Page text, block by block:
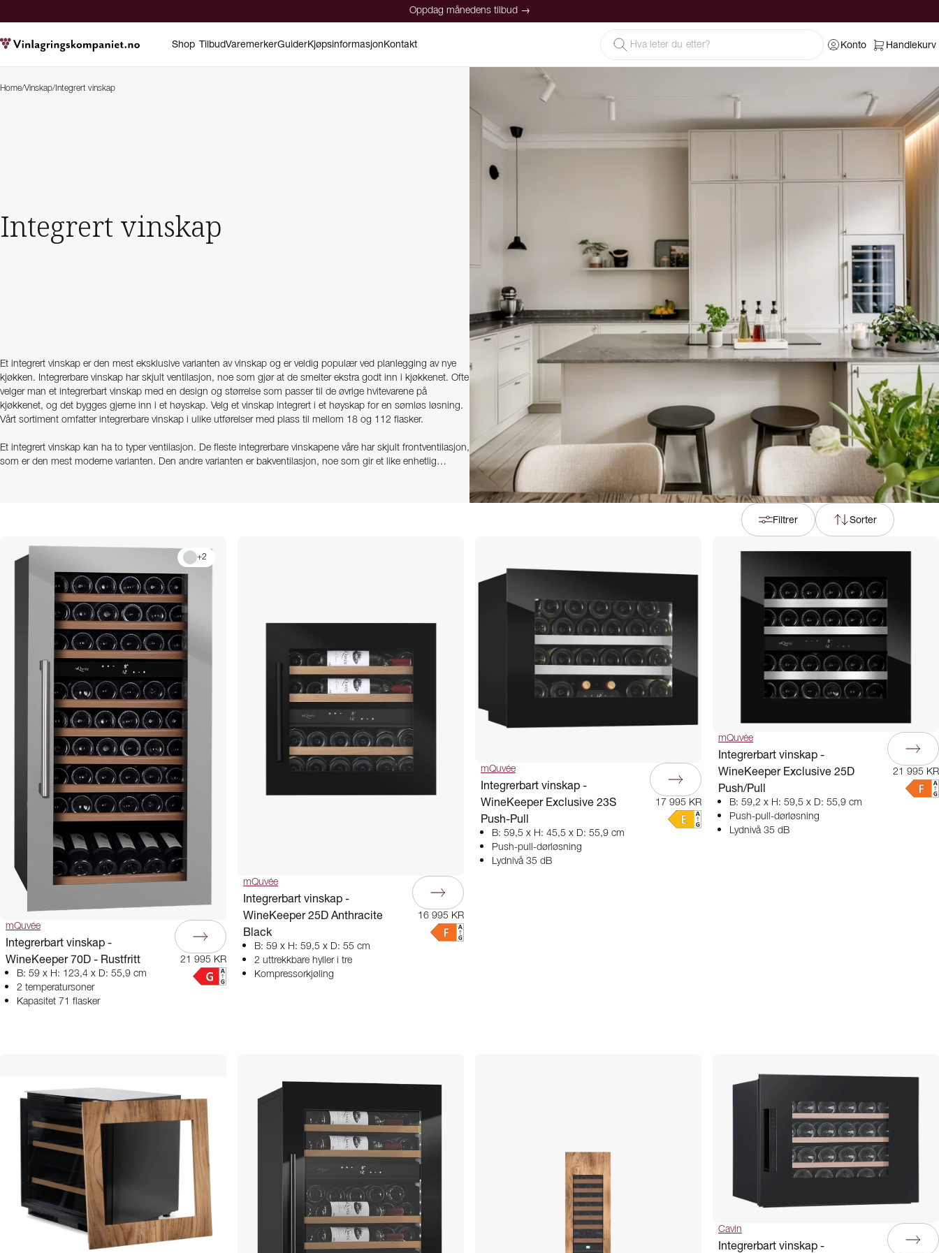
Oppdag månedens tilbud →
Shop TilbudVaremerkerGuiderKjøpsinformasjonKontakt Konto Handlekurv
Home/Vinskap/ Integrert vinskap
Integrert vinskap
Et integrert vinskap er den mest eksklusive varianten av vinskap og er veldig populær ved planlegging av nye
kjøkken. Integrerbare vinskap har skjult ventilasjon, noe som gjør at de smelter ekstra godt inn i kjøkkenet. Ofte
velger man et integrerbart vinskap med en design og størrelse som passer til de øvrige hvitevarene på
kjøkkenet, og det bygges gjerne inn i et høyskap. Velg et vinskap integrert i et høyskap for en sømløs løsning.
Vårt sortiment omfatter integrerbare vinskap i ulike utførelser med plass til mellom 18 og 112 flasker.
Et integrert vinskap kan ha to typer ventilasjon. De fleste integrerbare vinskapene våre har skjult frontventilasjon,
som er den mest moderne varianten. Den andre varianten er bakventilasjon, noe som gir et like enhetlig
Filtrer Sorter
+2
mQuvée
Integrerbart vinskap -
WineKeeper 70D - Rustfritt
B: 59 x H: 123,4 x D: 55,9 cm
2 temperatursoner
Kapasitet 71 flasker
21 995 KR
mQuvée
Integrerbart vinskap -
WineKeeper 25D Anthracite
Black
B: 59 x H: 59,5 x D: 55 cm
2 uttrekkbare hyller i tre
Kompressorkjøling
16 995 KR
mQuvée
Integrerbart vinskap -
WineKeeper Exclusive 23S
Push-Pull
B: 59,5 x H: 45,5 x D: 55,9 cm
Push-pull-dørløsning
Lydnivå 35 dB
17 995 KR
mQuvée
Integrerbart vinskap -
WineKeeper Exclusive 25D
Push/Pull
B: 59,2 x H: 59,5 x D: 55,9 cm
Push-pull-dørløsning
Lydnivå 35 dB
21 995 KR
Cavin
Integrerbart vinskap -